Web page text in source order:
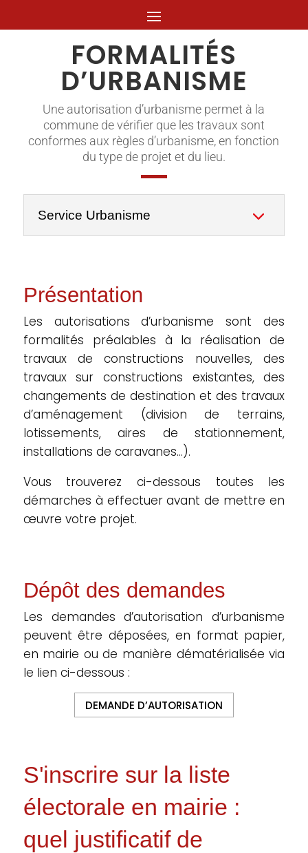
FORMALITÉS
D’URBANISME
Une autorisation d’urbanisme permet à la
commune de vérifier que les travaux sont
conformes aux règles d’urbanisme, en fonction
du type de projet et du lieu.
Service Urbanisme
Présentation
Les autorisations d’urbanisme sont des
formalités préalables à la réalisation de
travaux de constructions nouvelles, des
travaux sur constructions existantes, des
changements de destination et des travaux
d’aménagement (division de terrains,
lotissements, aires de stationnement,
installations de caravanes…).
Vous trouverez ci-dessous toutes les
démarches à effectuer avant de mettre en
œuvre votre projet.
Dépôt des demandes
Les demandes d’autorisation d’urbanisme
peuvent être déposées, en format papier,
en mairie ou de manière dématérialisée via
le lien ci-dessous :
DEMANDE D’AUTORISATION
S'inscrire sur la liste
électorale en mairie :
quel justificatif de